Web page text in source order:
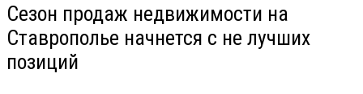
Сезон продаж недвижимости на
Ставрополье начнется с не лучших
позиций